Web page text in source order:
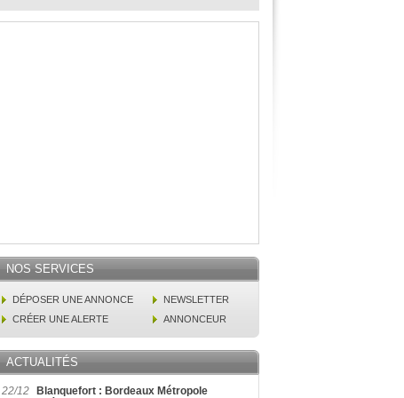
NOS SERVICES
DÉPOSER UNE ANNONCE
NEWSLETTER
CRÉER UNE ALERTE
ANNONCEUR
ACTUALITÉS
22/12
Blanquefort : Bordeaux Métropole